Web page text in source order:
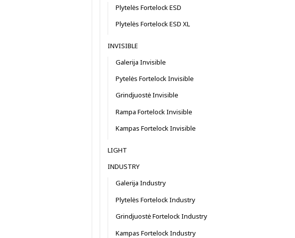
Plytelės Fortelock ESD
Plytelės Fortelock ESD XL
INVISIBLE
Galerija Invisible
Pytelės Fortelock Invisible
Grindjuostė Invisible
Rampa Fortelock Invisible
Kampas Fortelock Invisible
LIGHT
INDUSTRY
Galerija Industry
Plytelės Fortelock Industry
Grindjuostė Fortelock Industry
Kampas Fortelock Industry